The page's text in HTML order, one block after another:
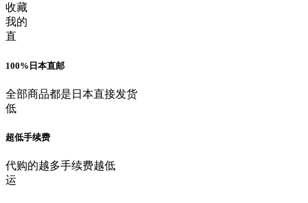
收藏
我的
直
100%日本直邮
全部商品都是日本直接发货
低
超低手续费
代购的越多手续费越低
运